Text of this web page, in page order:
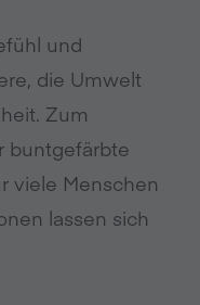
und
die Umwelt
Zum
buntgefärbte
viele Menschen
lassen sich